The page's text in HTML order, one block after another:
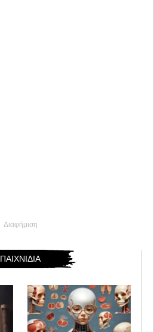
Διαφήμιση
ΠΑΙΧΝΙΔΙΑ